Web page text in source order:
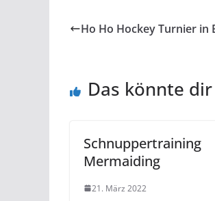
Ho Ho Hockey Turnier in
Das könnte
Schnuppertraining
Mermaiding
21. März 2022